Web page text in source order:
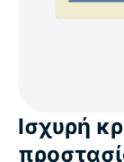
Ισχυρή